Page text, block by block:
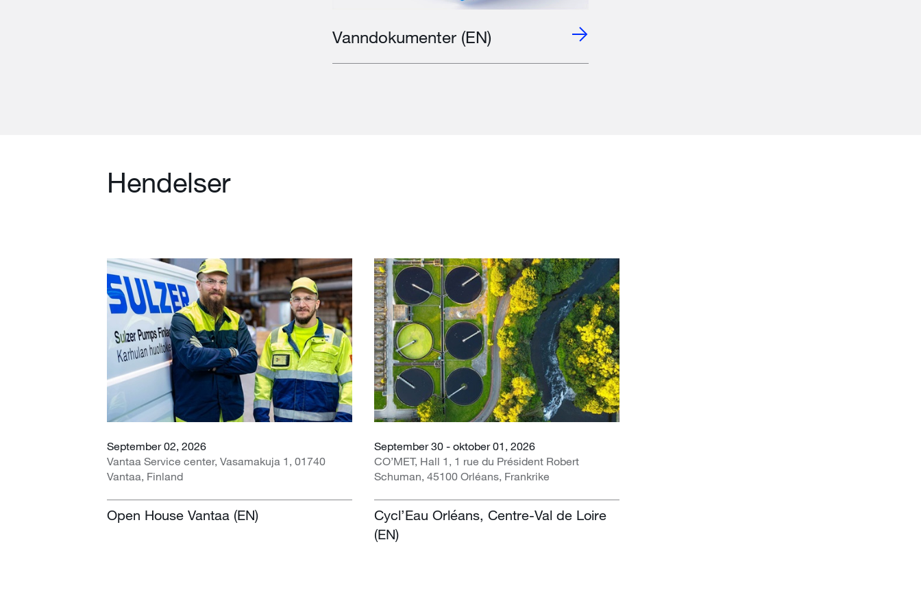
Vanndokumenter (EN)
Hendelser
September 02, 2026
Vantaa Service center, Vasamakuja 1, 01740
Vantaa, Finland
Open House Vantaa (EN)
September 30 - oktober 01, 2026
CO’MET, Hall 1, 1 rue du Président Robert
Schuman, 45100 Orléans, Frankrike
Cycl’Eau Orléans, Centre-Val de Loire
(EN)